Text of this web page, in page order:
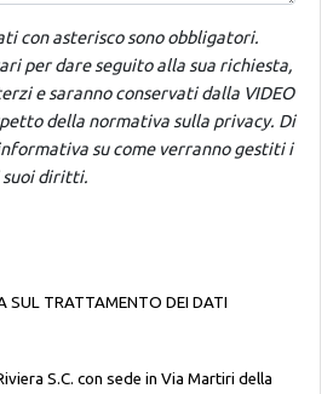
con asterisco sono obbligatori.
per dare seguito alla sua richiesta,
e saranno conservati dalla VIDEO
della normativa sulla privacy. Di
su come verranno gestiti i
suoi diritti.